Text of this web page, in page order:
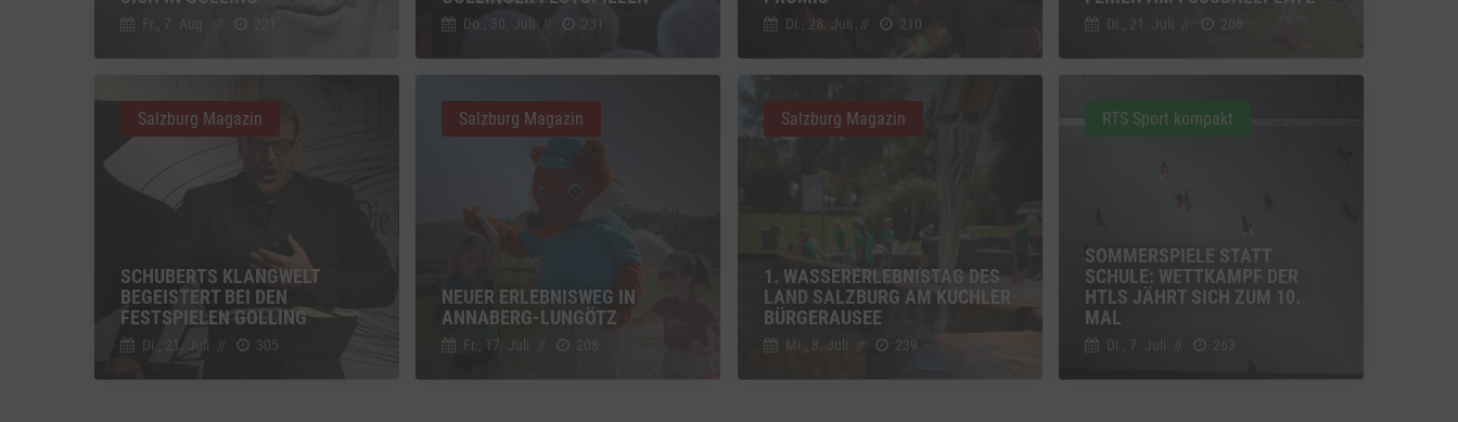
Do., 30. Juli // 231 Di., 28. Juli // 210 Di., 21. Juli 208
SCHUBERTS KLANGWELT
BEGEISTERT BEI DEN
FESTSPIELEN GOLLING
Di., 21. Juli // 305
Salzburg Magazin
NEUER ERLEBNISWEG IN
ANNABERG-LUNGÖTZ
Fr., 17. Juli
Salzburg Magazin
1. WASSERERLEBNISTAG DES
LAND SALZBURG AM KUCHLER
BÜRGERAUSEE
Mi., 8. Juli // 239
Salzburg Magazin
SOMMERSPIELE STATT
SCHULE: WETTKAMPF DER
HTLS JÄHRT SICH ZUM 10.
MAL
Di., 7. Juli
RTS Sport kompakt
Einbindung zusätzlicher Informationen
Detailszu Vimeo
Switch zum Einwilligen bzw. Ablehnen des Dienstes Vimeo
YouTube
Google Ireland Limited, Irland Switch zum Einwilligen bzw. Ablehnen des Dienstes YouTube